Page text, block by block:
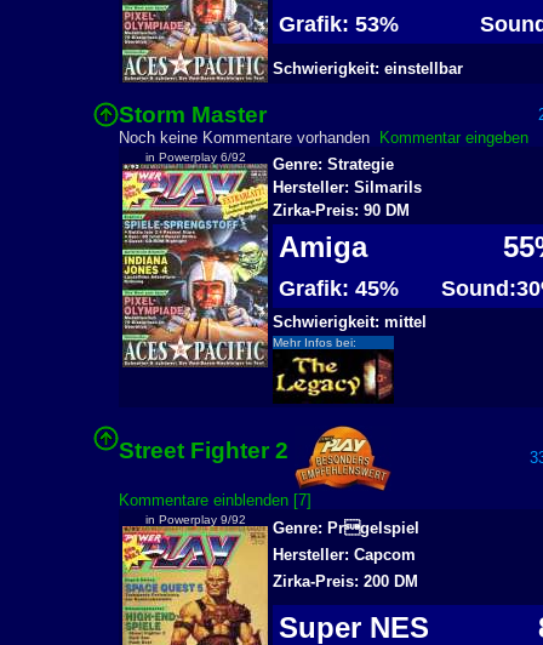
Grafik: 53%
Schwierigkeit: einstellbar
Storm Master
Noch keine Kommentare vorhanden
Kommentar eingeben
in Powerplay 6/92
Genre: Strategie
Hersteller: Silmarils
Zirka-Preis: 90 DM
Amiga
Grafik: 45%
Schwierigkeit: mittel
Mehr Infos bei:
Street Fighter 2
Kommentare einblenden [7]
in Powerplay 9/92
Genre: Prgelspiel
Hersteller: Capcom
Zirka-Preis: 200 DM
Super NES